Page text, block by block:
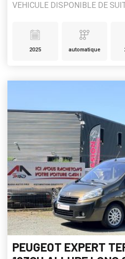
VEHICULE DISPONIBLE DE
2025 automatique
PEUGEOT EXPERT